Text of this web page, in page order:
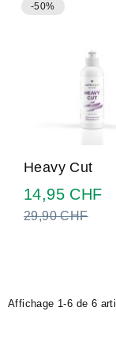
-50%
Heavy Cut
14,95 CHF
29,90 CHF
Affichage 1-6 de 6